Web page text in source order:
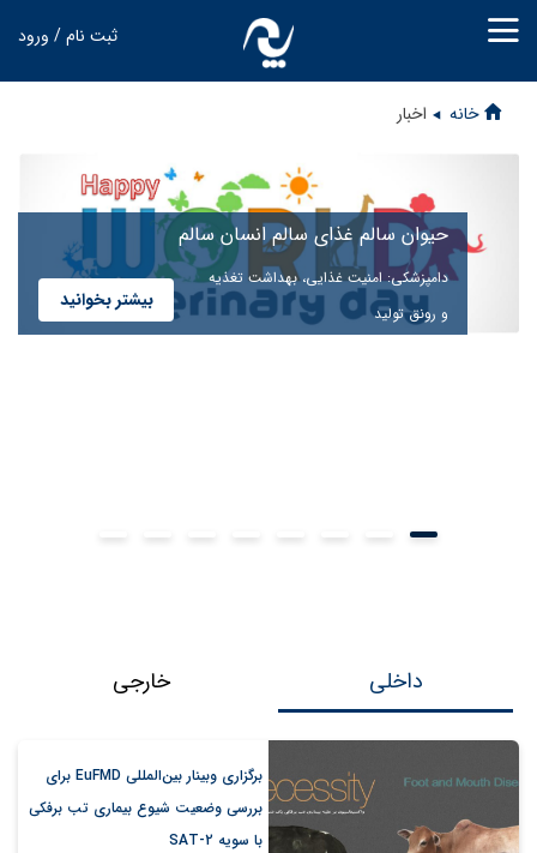
ثبت نام / ورود
خانه اخبار
حیوان سالم غذای سالم انسان سالم
دامپزشکی: امنیت غذایی، بهداشت تغذیه
و رونق تولید
بیشتر بخوانید
داخلی خارجی
برگزاری وبینار بین‌المللی EuFMD برای
بررسی وضعیت شیوع بیماری تب برفکی
با سویه SAT-2